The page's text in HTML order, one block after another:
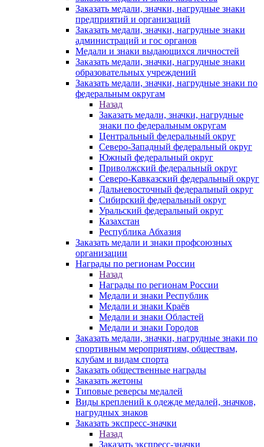
Заказать медали, значки, нагрудные знаки
предприятий и организаций
Заказать медали, значки, нагрудные знаки
администраций и гос органов
Медали и знаки выдающихся личностей
Заказать медали, значки, нагрудные знаки
образовательных учреждений
Заказать медали, значки, нагрудные знаки по
федеральным округам
Назад
Заказать медали, значки, нагрудные
знаки по федеральным округам
Центральный федеральный округ
Северо-Западный федеральный округ
Южный федеральный округ
Приволжский федеральный округ
Северо-Кавказский федеральный округ
Дальневосточный федеральный округ
Сибирский федеральный округ
Уральский федеральный округ
Казахстан
Республика Абхазия
Заказать медали и знаки профсоюзных
организации
Награды по регионам России
Назад
Награды по регионам России
Медали и знаки Республик
Медали и знаки Краёв
Медали и знаки Областей
Медали и знаки Городов
Заказать медали, значки, нагрудные знаки по
спортивным мероприятиям, обществам,
клубам и видам спорта
Заказать общественные награды
Заказать жетоны
Типовые реверсы медалей
Виды креплений к одежде медалей, значков,
нагрудных знаков
Заказать экспресс-значки
Назад
Заказать экспресс-значки